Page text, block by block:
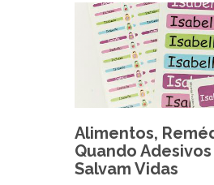
Alimentos,
Quando
Salvam Vidas